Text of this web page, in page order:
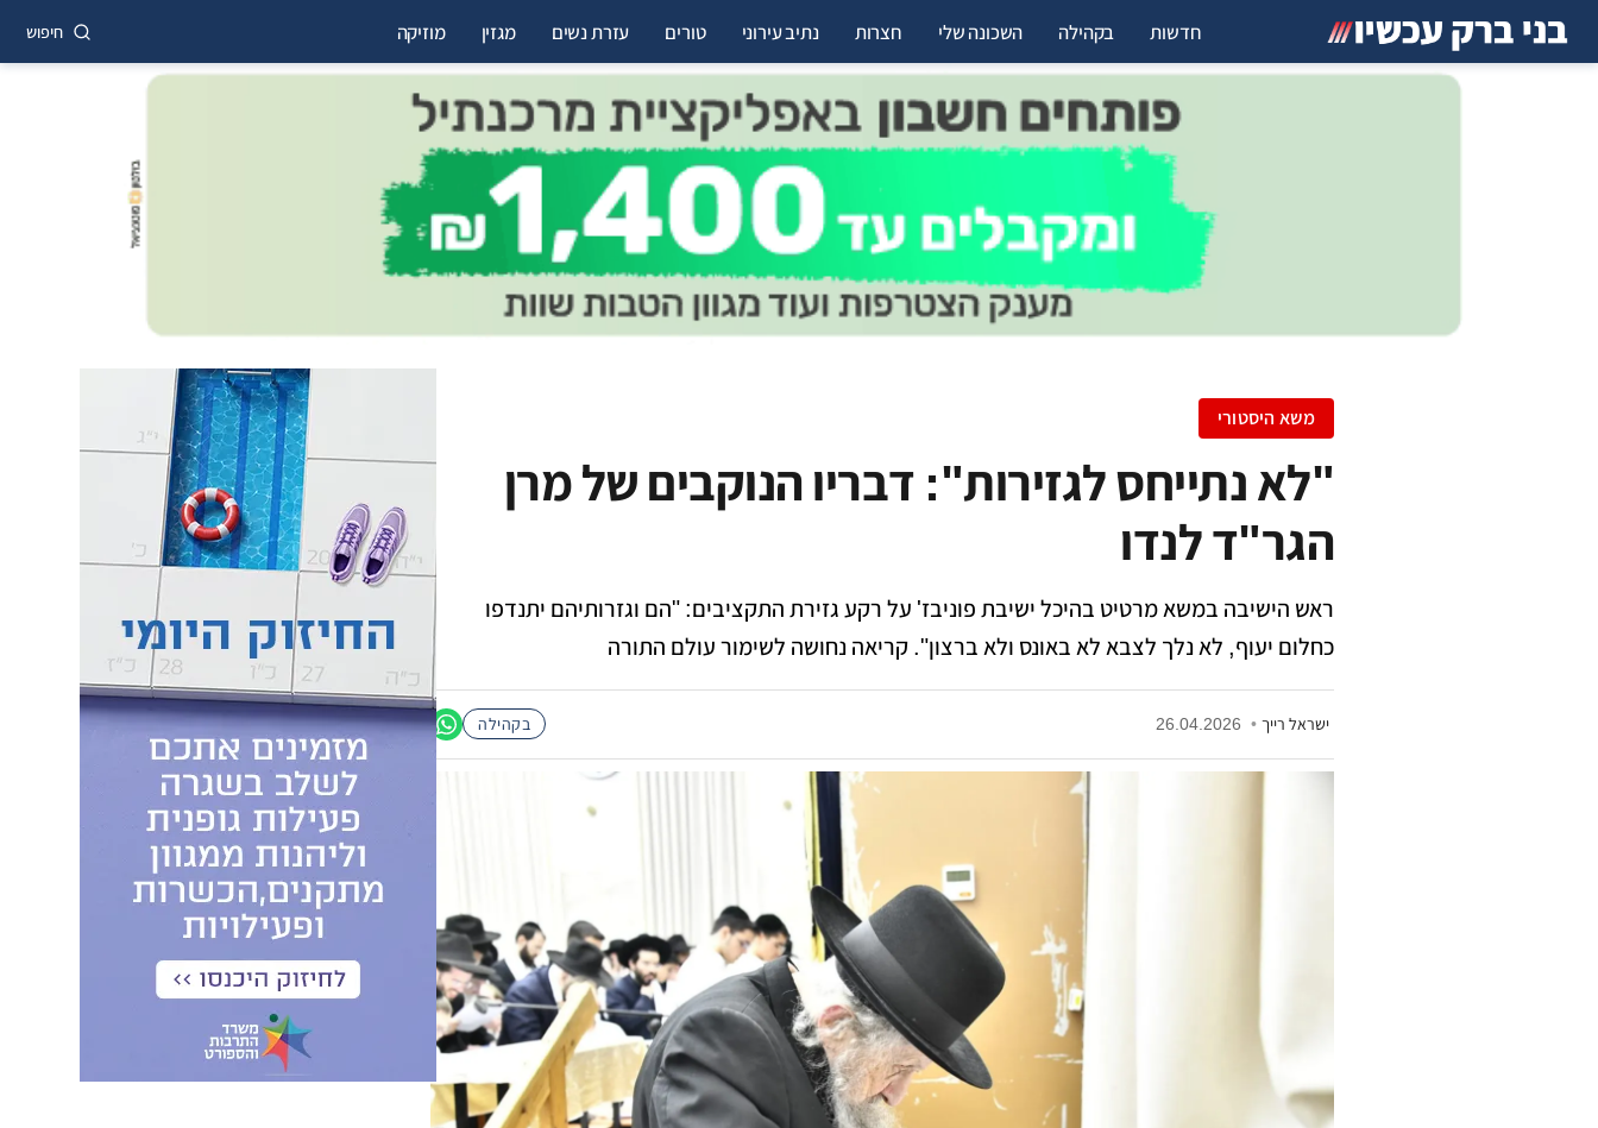
חדשות בקהילה השכונה שלי חצרות נתיב עירוני טורים עזרת נשים מגזין מוזיקה חיפוש
משא היסטורי
​"לא נתייחס לגזירות": דבריו הנוקבים של מרן
הגר"ד לנדו
ראש הישיבה במשא מרטיט בהיכל ישיבת פוניבז' על רקע גזירת התקציבים: "הם וגזרותיהם יתנדפו
כחלום יעוף, לא נלך לצבא לא באונס ולא ברצון". קריאה נחושה לשימור עולם התורה
ישראל רייך •
26.04.2026 בקהילה